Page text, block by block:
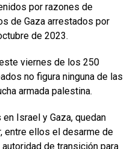
por razones de
de Gaza arrestados por
de 2023.
viernes de los 250
no figura ninguna de las
armada palestina.
Israel y Gaza, quedan
entre ellos el desarme de
de transición para